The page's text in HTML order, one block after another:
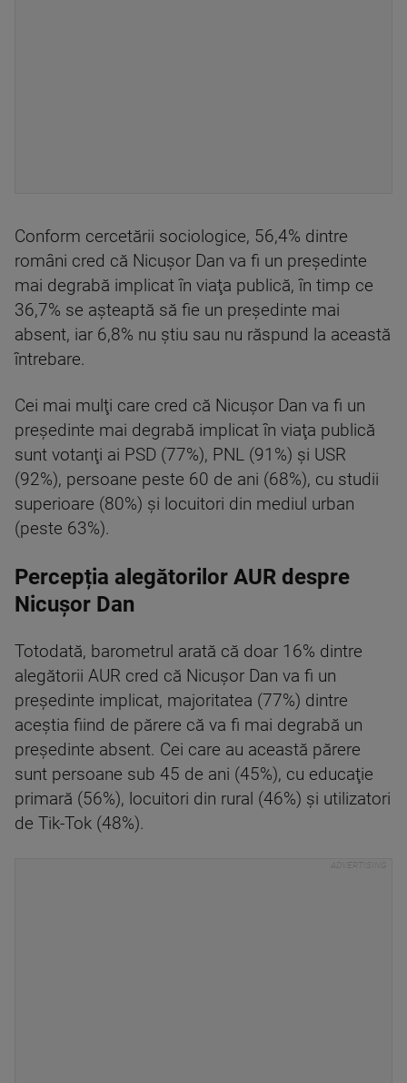
Conform cercetării sociologice, 56,4% dintre
români cred că Nicuşor Dan va fi un preşedinte
mai degrabă implicat în viaţa publică, în timp ce
36,7% se aşteaptă să fie un preşedinte mai
absent, iar 6,8% nu ştiu sau nu răspund la această
întrebare.
Cei mai mulţi care cred că Nicuşor Dan va fi un
preşedinte mai degrabă implicat în viaţa publică
sunt votanţi ai PSD (77%), PNL (91%) şi USR
(92%), persoane peste 60 de ani (68%), cu studii
superioare (80%) şi locuitori din mediul urban
(peste 63%).
Percepția alegătorilor AUR despre
Nicușor Dan
Totodată, barometrul arată că doar 16% dintre
alegătorii AUR cred că Nicuşor Dan va fi un
preşedinte implicat, majoritatea (77%) dintre
aceştia fiind de părere că va fi mai degrabă un
preşedinte absent. Cei care au această părere
sunt persoane sub 45 de ani (45%), cu educaţie
primară (56%), locuitori din rural (46%) şi utilizatori
de Tik-Tok (48%).